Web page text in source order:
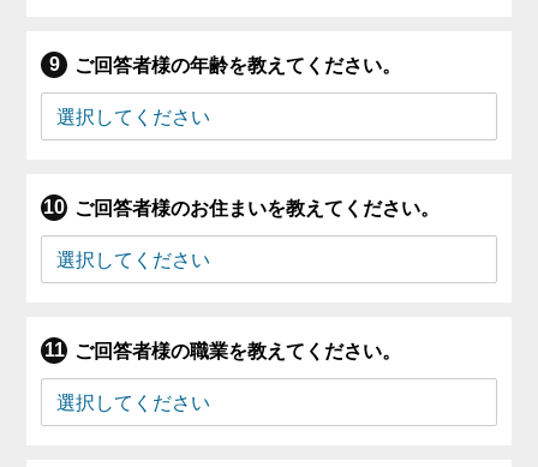
ご回答者様の年齢を教えてください。
ご回答者様のお住まいを教えてください。
ご回答者様の職業を教えてください。